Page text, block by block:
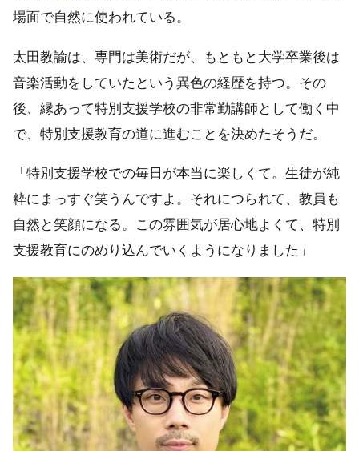
場面で自然に使われている。
太田教諭は、専門は美術だが、もともと大学卒業後は
音楽活動をしていたという異色の経歴を持つ。その
後、縁あって特別支援学校の非常勤講師として働く中
で、特別支援教育の道に進むことを決めたそうだ。
「特別支援学校での毎日が本当に楽しくて。生徒が純
粋にまっすぐ笑うんですよ。それにつられて、教員も
自然と笑顔になる。この雰囲気が居心地よくて、特別
支援教育にのめり込んでいくようになりました」